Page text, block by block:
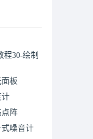
程30-绘制
板
计
点阵
式噪音计